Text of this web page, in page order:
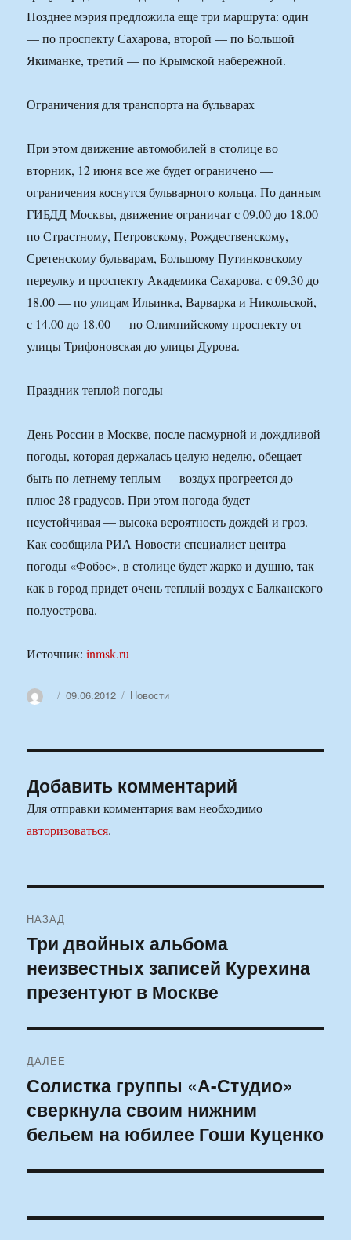
Позднее мэрия предложила еще три маршрута: один
— по проспекту Сахарова, второй — по Большой
Якиманке, третий — по Крымской набережной.
Ограничения для транспорта на бульварах
При этом движение автомобилей в столице во
вторник, 12 июня все же будет ограничено —
ограничения коснутся бульварного кольца. По данным
ГИБДД Москвы, движение ограничат с 09.00 до 18.00
по Страстному, Петровскому, Рождественскому,
Сретенскому бульварам, Большому Путинковскому
переулку и проспекту Академика Сахарова, с 09.30 до
18.00 — по улицам Ильинка, Варварка и Никольской,
с 14.00 до 18.00 — по Олимпийскому проспекту от
улицы Трифоновская до улицы Дурова.
Праздник теплой погоды
День России в Москве, после пасмурной и дождливой
погоды, которая держалась целую неделю, обещает
быть по-летнему теплым — воздух прогреется до
плюс 28 градусов. При этом погода будет
неустойчивая — высока вероятность дождей и гроз.
Как сообщила РИА Новости специалист центра
погоды «Фобос», в столице будет жарко и душно, так
как в город придет очень теплый воздух с Балканского
полуострова.
Источник:inmsk.ru
АвторОпубликовано
09.06.2012 Рубрики
Новости
Добавить комментарий
Для отправки комментария вам необходимо
авторизоваться.
по
записям
НАЗАД
Предыдущая
запись:
Три двойных альбома
неизвестных записей Курехина
презентуют в Москве
ДАЛЕЕ
Следующая
запись:
Солистка группы «А-Студио»
сверкнула своим нижним
бельем на юбилее Гоши Куценко